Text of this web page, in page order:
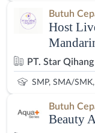
Butuh
Host
PT. Star
SMP, SMA/
Butuh
Beauty